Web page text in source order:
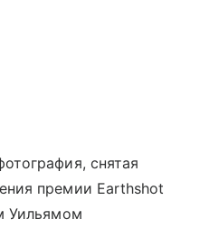
снятая
премии Earthshot
Уильямом